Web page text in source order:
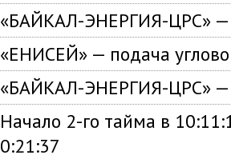
«БАЙКАЛ-ЭНЕРГИЯ-ЦРС» —
«ЕНИСЕЙ» — подача
«БАЙКАЛ-ЭНЕРГИЯ-ЦРС» —
Начало 2-го тайма в
0:21:37